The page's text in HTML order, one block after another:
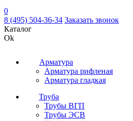
0
8 (495) 504-36-34 Заказать звонок
Каталог
Ok
Арматура
Арматура рифленая
Арматура гладкая
Труба
Трубы ВГП
Трубы ЭСВ